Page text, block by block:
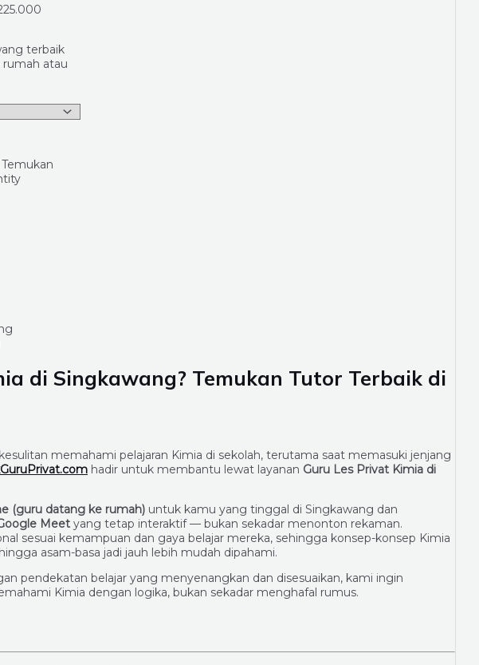
terbaik
rumah atau
di Singkawang? Temukan Tutor Terbaik di
memahami pelajaran Kimia di sekolah, terutama saat memasuki jenjang
hadir untuk membantu lewat layanan Guru Les Privat Kimia di
(guru datang ke rumah) untuk kamu yang tinggal di Singkawang dan
Meet yang tetap interaktif — bukan sekadar menonton rekaman.
sesuai kemampuan dan gaya belajar mereka, sehingga konsep-konsep Kimia
asam-basa jadi jauh lebih mudah dipahami.
pendekatan belajar yang menyenangkan dan disesuaikan, kami ingin
Kimia dengan logika, bukan sekadar menghafal rumus.